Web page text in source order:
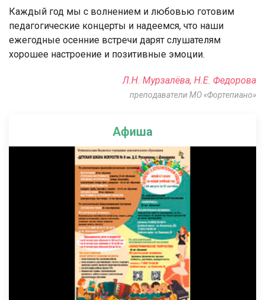
Афиша
Каждый год мы с волнением и любовью готовим
педагогические концерты и надеемся, что наши
ежегодные осенние встречи дарят слушателям
хорошее настроение и позитивные эмоции.
Л.Н. Мурзалёва, Н.Е. Федорова
преподаватели МО «Фортепиано»